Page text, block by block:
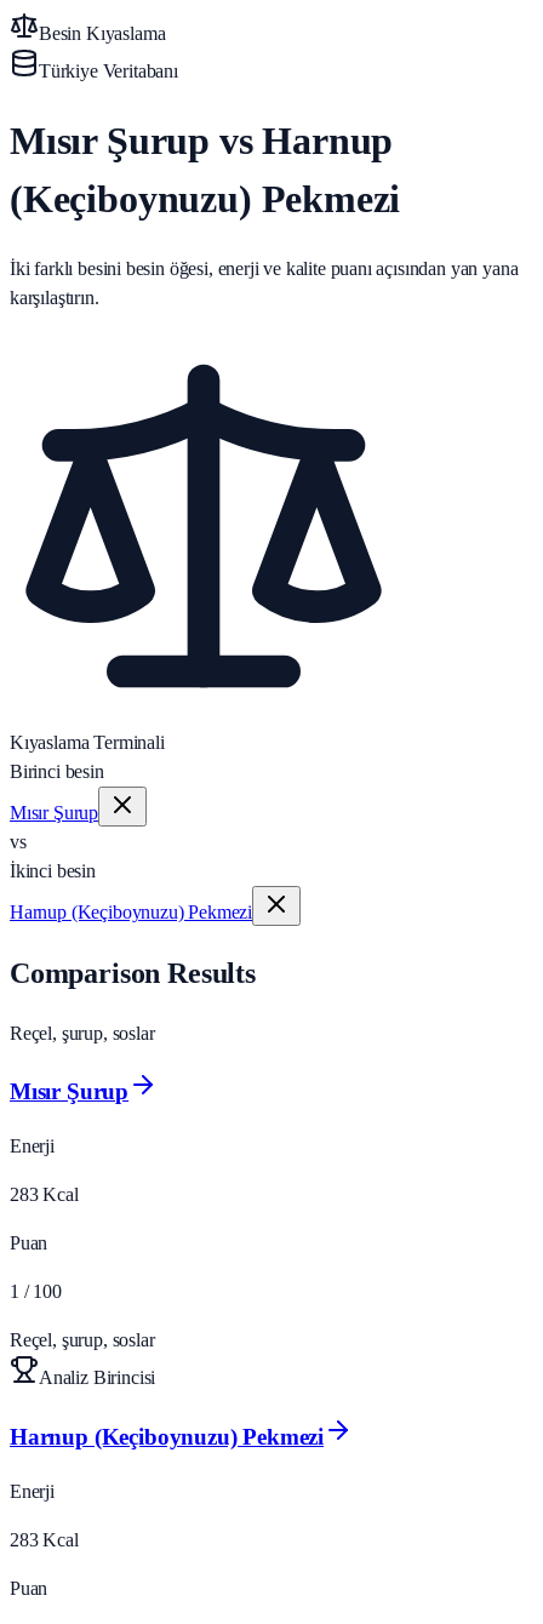
Besin Kıyaslama
Türkiye Veritabanı
Mısır Şurup vs Harnup
(Keçiboynuzu) Pekmezi
İki farklı besini besin öğesi, enerji ve kalite puanı açısından yan yana
karşılaştırın.
Kıyaslama Terminali
Birinci besin
Mısır Şurup
vs
İkinci besin
Harnup (Keçiboynuzu) Pekmezi
Comparison Results
Reçel, şurup, soslar
Mısır Şurup
Enerji
283 Kcal
Puan
1 / 100
Reçel, şurup, soslar
Analiz Birincisi
Harnup (Keçiboynuzu) Pekmezi
Enerji
283 Kcal
Puan